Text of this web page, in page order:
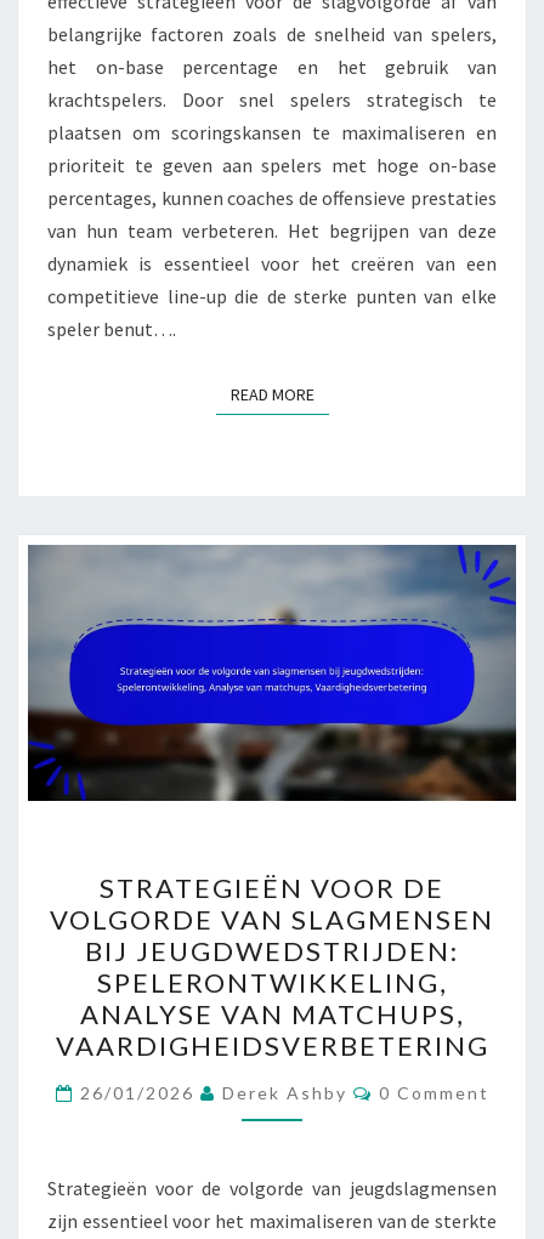
KRACHTIGE
SLAGERS
belangrijke factoren zoals de snelheid van spelers,
het on-base percentage en het gebruik van
krachtspelers. Door snel spelers strategisch te
plaatsen om scoringskansen te maximaliseren en
prioriteit te geven aan spelers met hoge on-base
percentages, kunnen coaches de offensieve prestaties
van hun team verbeteren. Het begrijpen van deze
dynamiek is essentieel voor het creëren van een
competitieve line-up die de sterke punten van elke
speler benut….
READ MOREREAD MORE
VOOR
DE
VOLGORDE
VAN
SLAGMENSEN
BIJ
JEUGDWEDSTRIJDEN:
SPELERONTWIKKELING,
VAN
MATCHUPS,
STRATEGIEËN VOOR DE
VOLGORDE VAN SLAGMENSEN
BIJ JEUGDWEDSTRIJDEN:
SPELERONTWIKKELING,
ANALYSE VAN MATCHUPS,
VAARDIGHEIDSVERBETERING
26/01/2026 Derek Ashby Comments
0 Comment
Strategieën voor de volgorde van jeugdslagmensen
zijn essentieel voor het maximaliseren van de sterkte